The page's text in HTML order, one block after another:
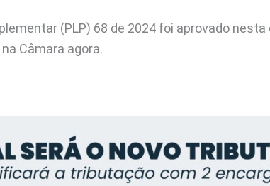
(PLP) 68 de 2024 foi aprovado
Câmara agora.